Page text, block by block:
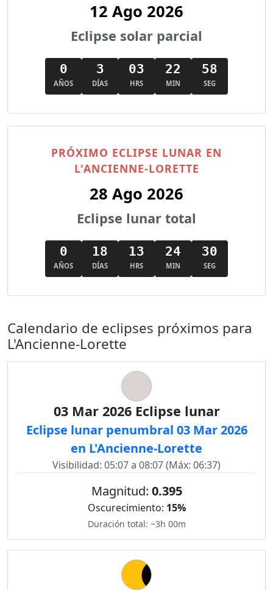
12 Ago 2026
Eclipse solar parcial
0
AÑOS
3
DÍAS
03
HRS
22
MIN
56
SEG
PRÓXIMO ECLIPSE LUNAR EN
L'ANCIENNE-LORETTE
28 Ago 2026
Eclipse lunar total
0
AÑOS
18
DÍAS
13
HRS
24
MIN
28
SEG
Calendario de eclipses próximos para
L'Ancienne-Lorette
03 Mar 2026 Eclipse lunar
Eclipse lunar penumbral 03 Mar 2026
en L'Ancienne-Lorette
Visibilidad: 05:07 a 08:07 (Máx: 06:37)
Magnitud: 0.395
Oscurecimiento: 15%
Duración total: ~3h 00m